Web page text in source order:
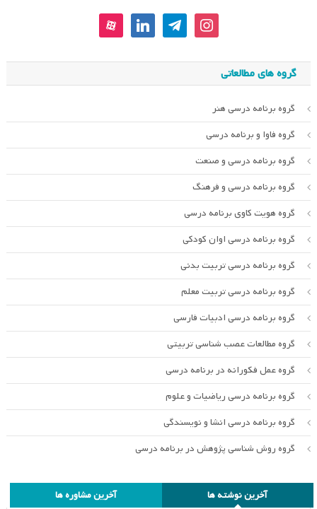
instagram
telegram
linkedin
aparat
گروه های مطالعاتی
گروه برنامه درسی هنر
گروه فاوا و برنامه درسی
گروه برنامه درسی و صنعت
گروه برنامه درسی و فرهنگ
گروه هویت کاوی برنامه درسی
گروه برنامه درسی اوان کودکی
گروه برنامه درسی تربیت بدنی
گروه برنامه درسی تربیت معلم
گروه برنامه درسی ادبیات فارسی
گروه مطالعات عصب شناسی تربیتی
گروه عمل فکورانه در برنامه درسی
گروه برنامه درسی ریاضیات و علوم
گروه برنامه درسی انشا و نویسندگی
گروه روش شناسی پژوهش در برنامه درسی
آخرین نوشته ها آخرین مشاوره ها